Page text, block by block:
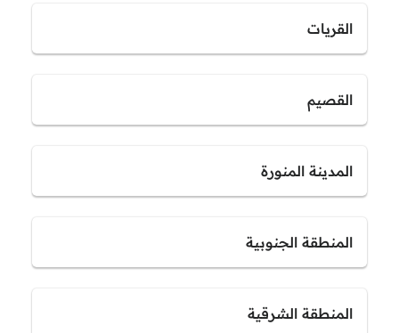
القريات
القصيم
المدينة المنورة
المنطقة الجنوبية
المنطقة الشرقية